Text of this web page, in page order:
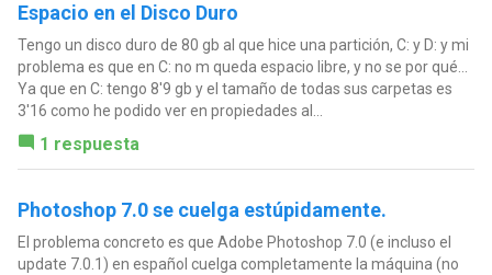
Espacio en el Disco Duro
Tengo un disco duro de 80 gb al que hice una partición, C: y D: y mi
problema es que en C: no m queda espacio libre, y no se por qué...
Ya que en C: tengo 8'9 gb y el tamaño de todas sus carpetas es
3'16 como he podido ver en propiedades al...
1 respuesta
Photoshop 7.0 se cuelga estúpidamente.
El problema concreto es que Adobe Photoshop 7.0 (e incluso el
update 7.0.1) en español cuelga completamente la máquina (no